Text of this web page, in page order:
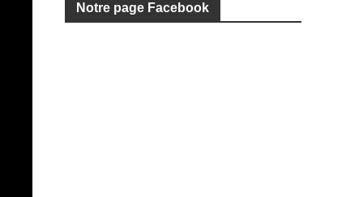
Notre page Facebook